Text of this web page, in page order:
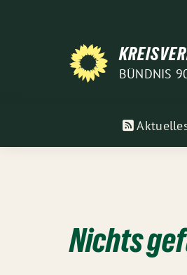
BÜNDNIS
Nichts